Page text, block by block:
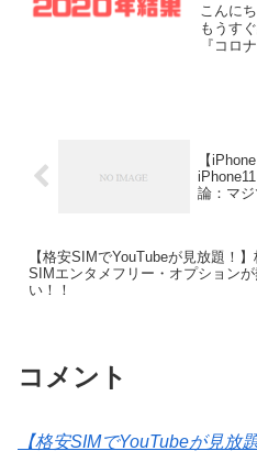
こんに
もうす
『コロ
【
論：マジ
【格安SIMでYouTubeが見放題！
SIMエンタメフリー・オプション
い！！
コメント
【格安SIMでYouTubeが見放